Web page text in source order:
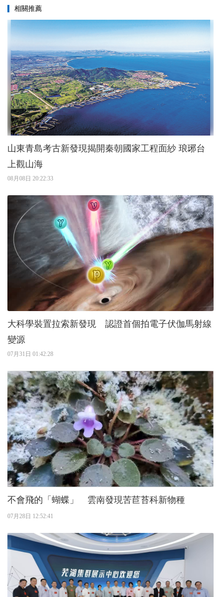
相關推薦
山東青島考古新發現揭開秦朝國家工程面紗 琅琊台
上觀山海
08月08日 20:22:33
大科學裝置拉索新發現 認證首個拍電子伏伽馬射線
變源
07月31日 01:42:28
不會飛的「蝴蝶」 雲南發現苦苣苔科新物種
07月28日 12:52:41